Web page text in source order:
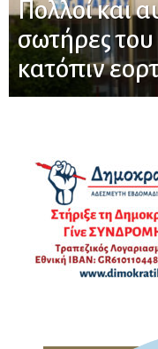
Πολλοί και
σωτήρες
κατόπιν